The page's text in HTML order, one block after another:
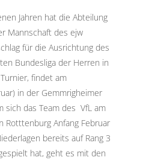
Jahren hat die Abteilung
Mannschaft des ejw
für die Ausrichtung des
Bundesliga der Herren in
findet am
in der Gemmrigheimer
sich das Team des VfL am
Rotttenburg Anfang Februar
bereits auf Rang 3
hat, geht es mit den